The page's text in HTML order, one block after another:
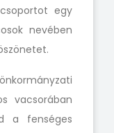
egy
nevében
vacsorában
a fenséges